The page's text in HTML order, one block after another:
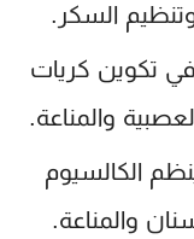
السكر.
تكوين كريات
والمناعة.
الكالسيوم
والمناعة.